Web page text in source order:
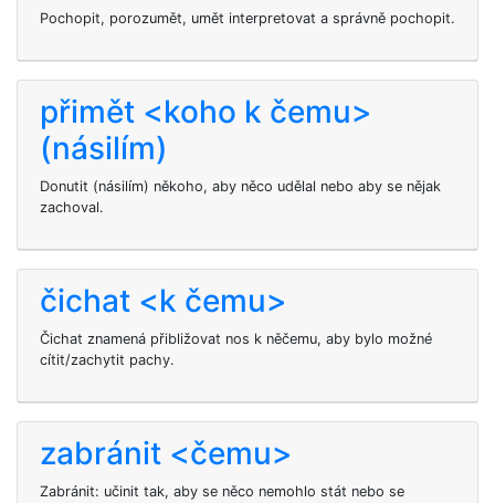
Pochopit, porozumět, umět interpretovat a správně pochopit.
přimět <koho k čemu>
(násilím)
Donutit (násilím) někoho, aby něco udělal nebo aby se nějak
zachoval.
čichat <k čemu>
Čichat znamená přibližovat nos k něčemu, aby bylo možné
cítit/zachytit pachy.
zabránit <čemu>
Zabránit: učinit tak, aby se něco nemohlo stát nebo se